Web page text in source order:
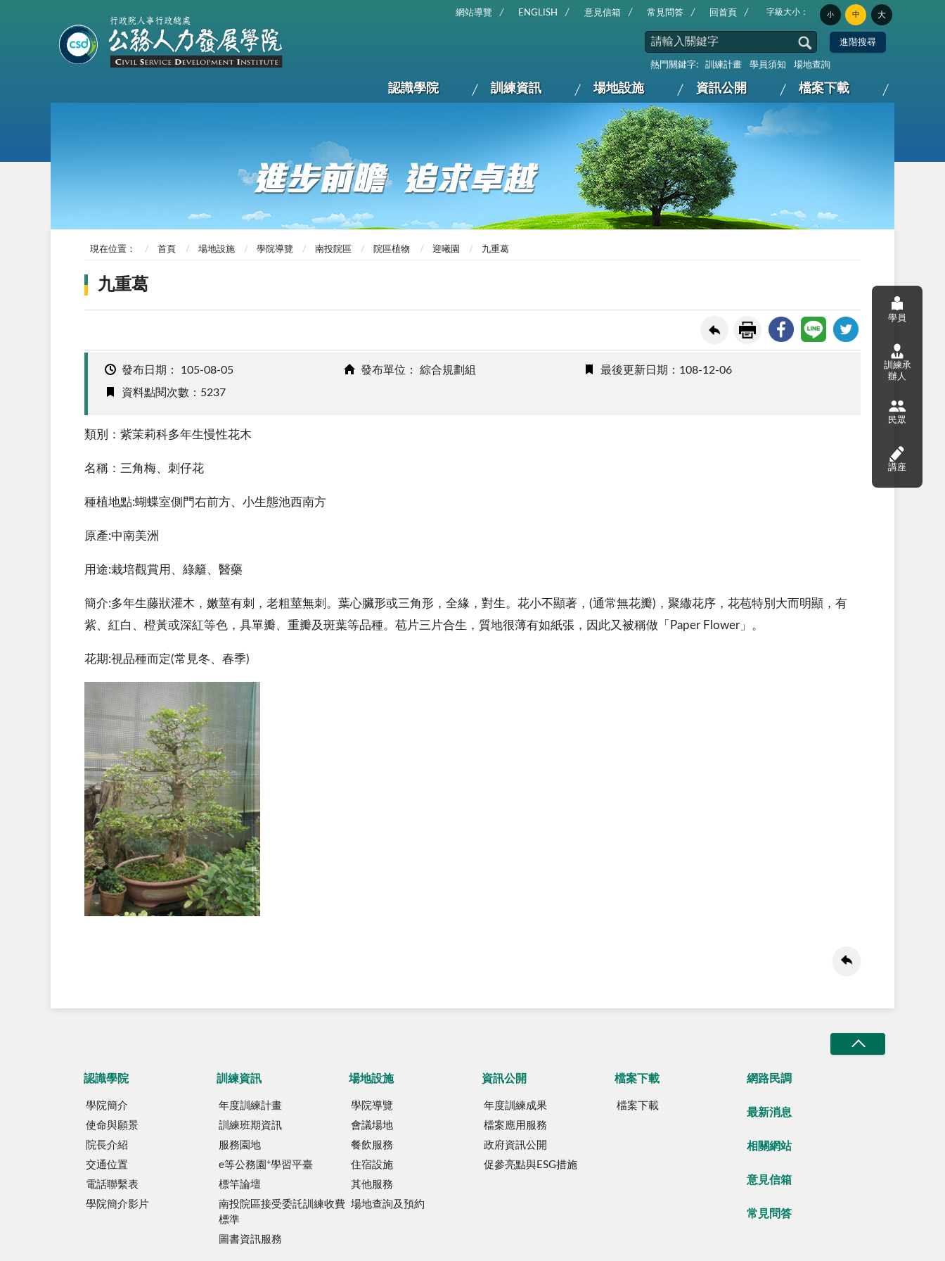
網站導覽 ENGLISH 意見信箱 常見問答 回首頁 字級大小： 小 中 大
熱門關鍵字: 訓練計畫 學員須知 場地查詢
認識學院 訓練資訊 場地設施 資訊公開 檔案下載
現在位置： 首頁 場地設施 學院導覽 南投院區 院區植物 迎曦園 九重葛
九重葛
發布日期： 105-08-05 發布單位： 綜合規劃組
最後更新日期：108-12-06
資料點閱次數：5237
類別：紫茉莉科多年生慢性花木
名稱：三角梅、刺仔花
種植地點:蝴蝶室側門右前方、小生態池西南方
原產:中南美洲
用途:栽培觀賞用、綠籬、醫藥
簡介:多年生藤狀灌木，嫩莖有刺，老粗莖無刺。葉心臟形或三角形，全緣，對生。花小不顯著，(通常無花瓣)，聚繖花序，花苞特別大而明顯，有
紫、紅白、橙黃或深紅等色，具單瓣、重瓣及斑葉等品種。苞片三片合生，質地很薄有如紙張，因此又被稱做「Paper Flower」。
花期:視品種而定(常見冬、春季)
學員
訓練承
辦人
民眾
講座
認識學院
學院簡介
使命與願景
院長介紹
交通位置
電話聯繫表
學院簡介影片
訓練資訊
年度訓練計畫
訓練班期資訊
服務園地
e等公務園 +學習平臺
標竿論壇
南投院區接受委託訓練收費
標準
圖書資訊服務
場地設施
學院導覽
會議場地
餐飲服務
住宿設施
其他服務
場地查詢及預約
資訊公開
年度訓練成果
檔案應用服務
政府資訊公開
促參亮點與ESG措施
檔案下載
檔案下載
網路民調
最新消息
相關網站
意見信箱
常見問答